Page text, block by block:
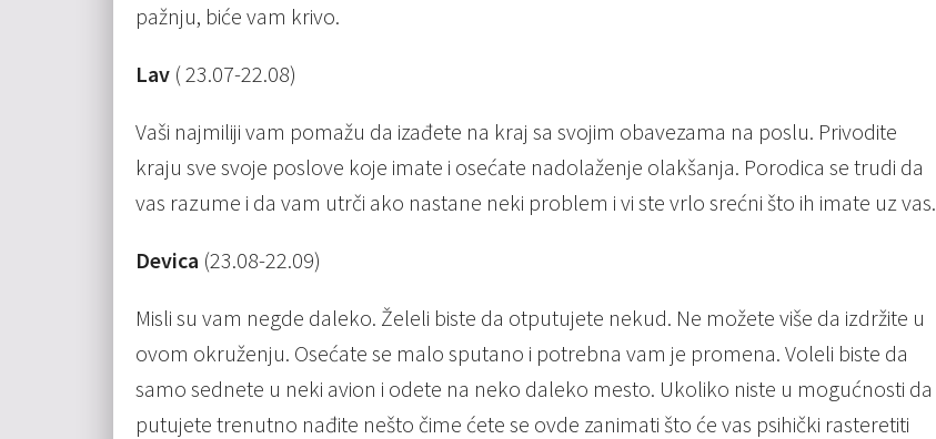
pažnju, biće vam krivo.
Lav ( 23.07-22.08)
Vaši najmiliji vam pomažu da izađete na kraj sa svojim obavezama na poslu. Privodite
kraju sve svoje poslove koje imate i osećate nadolaženje olakšanja. Porodica se trudi da
vas razume i da vam utrči ako nastane neki problem i vi ste vrlo srećni što ih imate uz vas.
Devica (23.08-22.09)
Misli su vam negde daleko. Želeli biste da otputujete nekud. Ne možete više da izdržite u
ovom okruženju. Osećate se malo sputano i potrebna vam je promena. Voleli biste da
samo sednete u neki avion i odete na neko daleko mesto. Ukoliko niste u mogućnosti da
putujete trenutno nađite nešto čime ćete se ovde zanimati što će vas psihički rasteretiti